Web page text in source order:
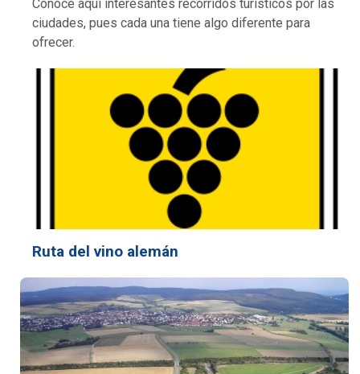
Conoce aquí interesantes recorridos turísticos por las
ciudades, pues cada una tiene algo diferente para
ofrecer.
Ruta del vino alemán